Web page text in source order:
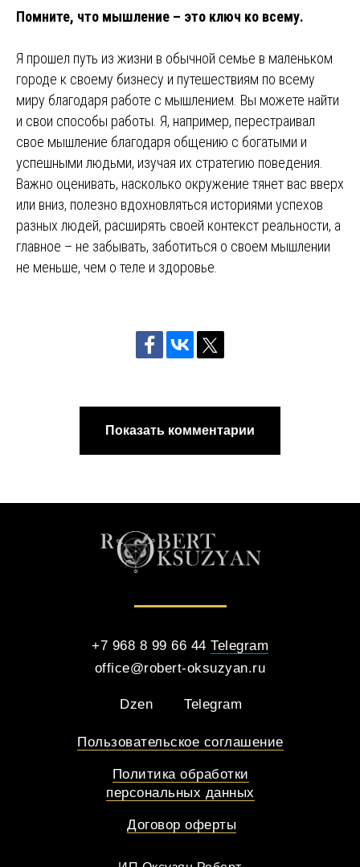
Помните, что мышление – это ключ ко всему.
Я прошел путь из жизни в обычной семье в маленьком
городе к своему бизнесу и путешествиям по всему
миру благодаря работе с мышлением. Вы можете найти
и свои способы работы. Я, например, перестраивал
свое мышление благодаря общению с богатыми и
успешными людьми, изучая их стратегию поведения.
Важно оценивать, насколько окружение тянет вас вверх
или вниз, полезно вдохновляться историями успехов
разных людей, расширять своей контекст реальности, а
главное – не забывать, заботиться о своем мышлении
не меньше, чем о теле и здоровье.
Показать комментарии
+7 968 8 99 66 44 Telegram
office@robert-oksuzyan.ru
Пользовательское соглашение
Telegram
Dzen
Договор оферты
Политика обработки
персональных данных